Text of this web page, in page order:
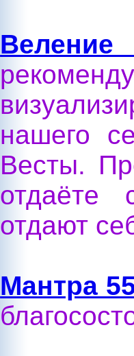
Веление
нашего
Весты.
отдаёте
отдают
Мантра